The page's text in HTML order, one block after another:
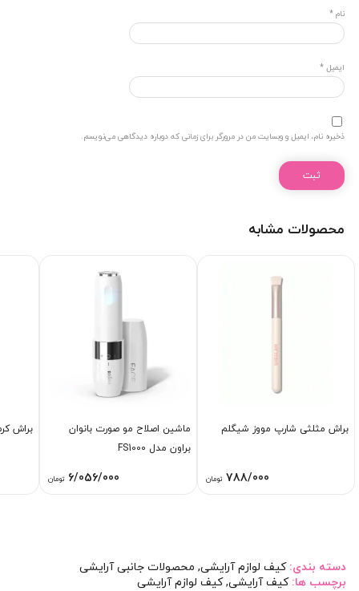
نام *
ایمیل *
ذخیره نام، ایمیل و وبسایت من در مرورگر برای زمانی که دوباره دیدگاهی می‌نویسم.
محصولات مشابه
براش مثلثی شارپ مووز شیگلم
788/000 تومان
ماشین اصلاح مو صورت بانوان
براون مدل FS1000
6/056/000 تومان
براش
دسته بندی:کیف لوازم آرایشی, محصولات جانبی آرایشی
برچسب ها:کیف آرایشی,کیف لوازم آرایشی